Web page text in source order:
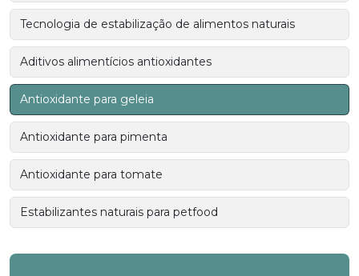
Tecnologia de estabilização de alimentos naturais
Aditivos alimentícios antioxidantes
Antioxidante para geleia
Antioxidante para pimenta
Antioxidante para tomate
Estabilizantes naturais para petfood